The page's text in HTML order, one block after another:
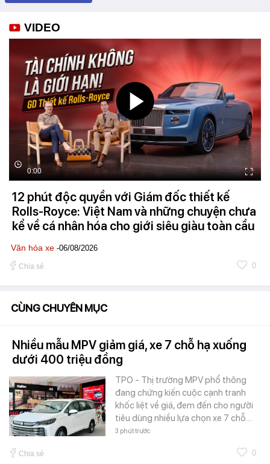
VIDEO
0:00
12 phút độc quyền với Giám đốc thiết kế
Rolls-Royce: Việt Nam và những chuyện chưa
kể về cá nhân hóa cho giới siêu giàu toàn cầu
Văn hóa xe -06/08/2026
Chia sẻ 0
CÙNG CHUYÊN MỤC
Nhiều mẫu MPV giảm giá, xe 7 chỗ hạ xuống
dưới 400 triệu đồng
TPO - Thị trường MPV phổ thông
đang chứng kiến cuộc cạnh tranh
khốc liệt về giá, đem đến cho người
tiêu dùng nhiều lựa chọn xe 7 chỗ…
3 phút trước
Chia sẻ 0